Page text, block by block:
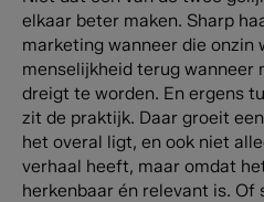
elkaar beter maken. Sharp
marketing wanneer die onzin
menselijkheid terug wanneer
dreigt te worden. En ergens
zit de praktijk. Daar groeit
het overal ligt, en ook niet
verhaal heeft, maar omdat
herkenbaar én relevant is. Of